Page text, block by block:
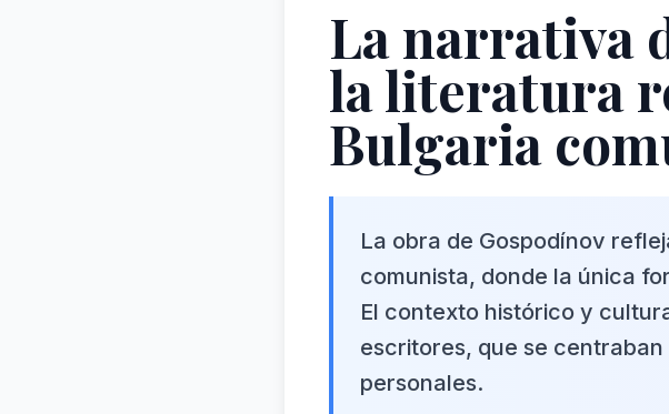
La narrativa
la literatura
Bulgaria
La obra de Gospodínov
comunista, donde la única
El contexto histórico y
escritores, que se
personales.